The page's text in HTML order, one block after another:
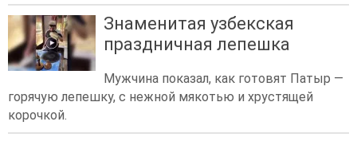
Знаменитая узбекская
праздничная лепешка
Мужчина показал, как готовят Патыр —
горячую лепешку, с нежной мякотью и хрустящей
корочкой.